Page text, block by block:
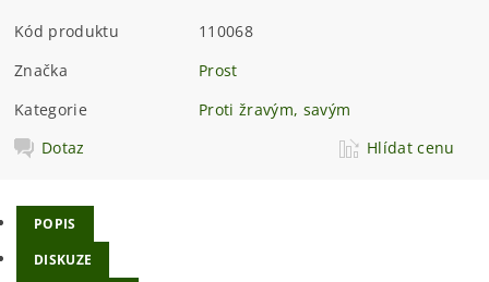
Kód produktu
110068
Značka
Prost
Kategorie
Proti žravým, savým
Dotaz
Hlídat cenu
POPIS
DISKUZE